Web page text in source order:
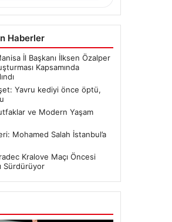
Haberler
İl Başkanı İlksen Özalper
Kapsamında
Yavru kediyi önce öptü,
ve Modern Yaşam
Mohamed Salah İstanbul’a
Kralove Maçı Öncesi
Sürdürüyor